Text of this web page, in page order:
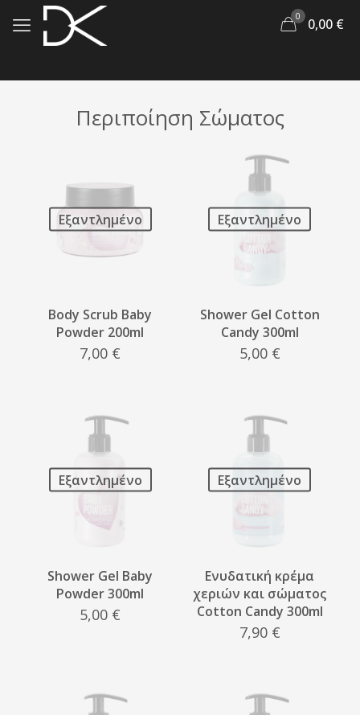
0 0,00 €
Περιποίηση Σώματος
Εξαντλημένο
Body Scrub Baby
Powder 200ml
7,00 €
Εξαντλημένο
Shower Gel Cotton
Candy 300ml
5,00 €
Εξαντλημένο
Shower Gel Baby
Powder 300ml
5,00 €
Εξαντλημένο
Ενυδατική κρέμα
χεριών και σώματος
Cotton Candy 300ml
7,90 €